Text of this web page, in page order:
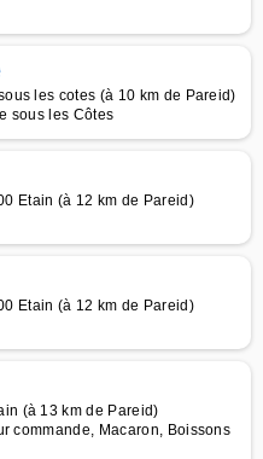
les cotes (à 10 km de Pareid)
sous les Côtes
Etain (à 12 km de Pareid)
Etain (à 12 km de Pareid)
(à 13 km de Pareid)
commande, Macaron, Boissons